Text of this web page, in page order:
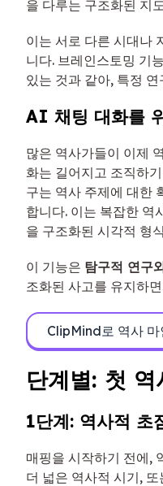
을 다루는 구조화된 지
이는 서로 다른 시대나
니다. 브레인스토밍 기
있는 것과 같아, 특정
AI 채팅 대화를
많은 역사가들이 이제
화는 길어지고 조직하
구는 역사 주제에 대한
합니다. 이는 복잡한 역
을 구조화된 시각적 형
이 기능은 탐구적 연구
조화된 사고를 유지하
ClipMind로 역사 마
단계별: 첫
1단계: 역사적 초
매핑을 시작하기 전에,
더 넓은 역사적 시기,